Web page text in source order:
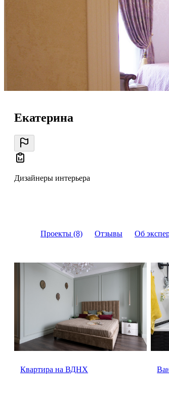
Екатерина
Дизайнеры интерьера
Проекты (8) Отзывы Об
Квартира на ВДНХ